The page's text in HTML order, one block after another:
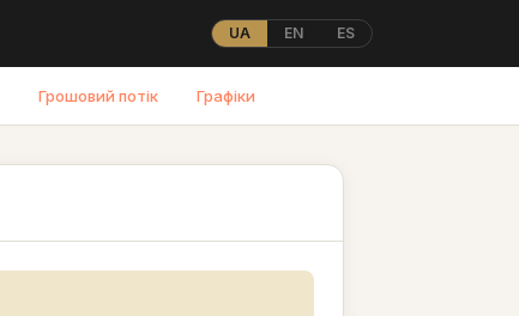
UA EN ES
Грошовий потік Графіки